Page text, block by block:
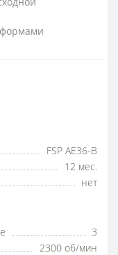
FSP AE36-B
12 мес.
нет
3
2300 об/мин